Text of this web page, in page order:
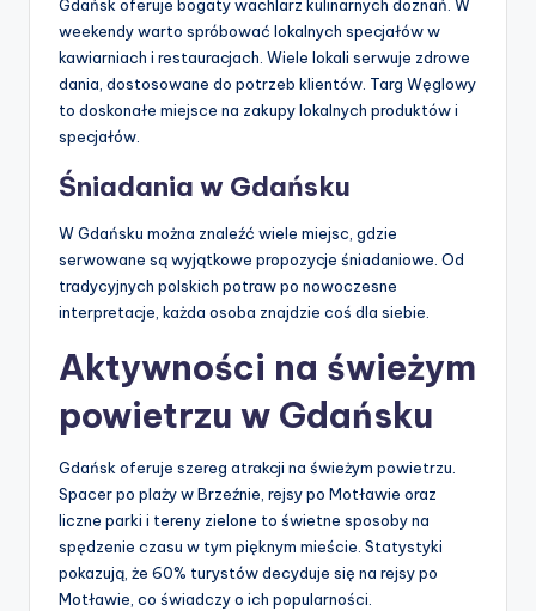
Gdańsk oferuje bogaty wachlarz kulinarnych doznań. W
weekendy warto spróbować lokalnych specjałów w
kawiarniach i restauracjach. Wiele lokali serwuje zdrowe
dania, dostosowane do potrzeb klientów. Targ Węglowy
to doskonałe miejsce na zakupy lokalnych produktów i
specjałów.
Śniadania w Gdańsku
W Gdańsku można znaleźć wiele miejsc, gdzie
serwowane są wyjątkowe propozycje śniadaniowe. Od
tradycyjnych polskich potraw po nowoczesne
interpretacje, każda osoba znajdzie coś dla siebie.
Aktywności na świeżym
powietrzu w Gdańsku
Gdańsk oferuje szereg atrakcji na świeżym powietrzu.
Spacer po plaży w Brzeźnie, rejsy po Motławie oraz
liczne parki i tereny zielone to świetne sposoby na
spędzenie czasu w tym pięknym mieście. Statystyki
pokazują, że 60% turystów decyduje się na rejsy po
Motławie, co świadczy o ich popularności.